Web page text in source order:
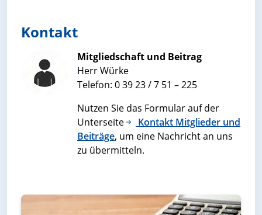
Kontakt
Mitgliedschaft und Beitrag
Herr Würke
Telefon: 0 39 23 / 7 51 – 225
Nutzen Sie das Formular auf der
Unterseite
Kontakt Mitglieder und
Beiträge, um eine Nachricht an uns
zu übermitteln.